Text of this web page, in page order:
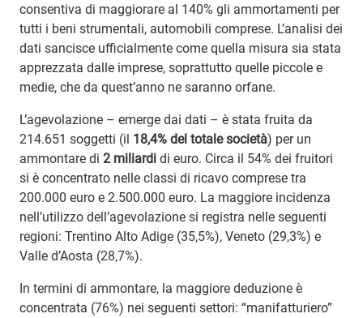
consentiva di maggiorare al 140% gli ammortamenti per
tutti i beni strumentali, automobili comprese. L’analisi dei
dati sancisce ufficialmente come quella misura sia stata
apprezzata dalle imprese, soprattutto quelle piccole e
medie, che da quest’anno ne saranno orfane.
L’agevolazione – emerge dai dati – è stata fruita da
214.651 soggetti (il 18,4% del totale società) per un
ammontare di 2 miliardi di euro. Circa il 54% dei fruitori
si è concentrato nelle classi di ricavo comprese tra
200.000 euro e 2.500.000 euro. La maggiore incidenza
nell’utilizzo dell’agevolazione si registra nelle seguenti
regioni: Trentino Alto Adige (35,5%), Veneto (29,3%) e
Valle d’Aosta (28,7%).
In termini di ammontare, la maggiore deduzione è
concentrata (76%) nei seguenti settori: “manifatturiero”